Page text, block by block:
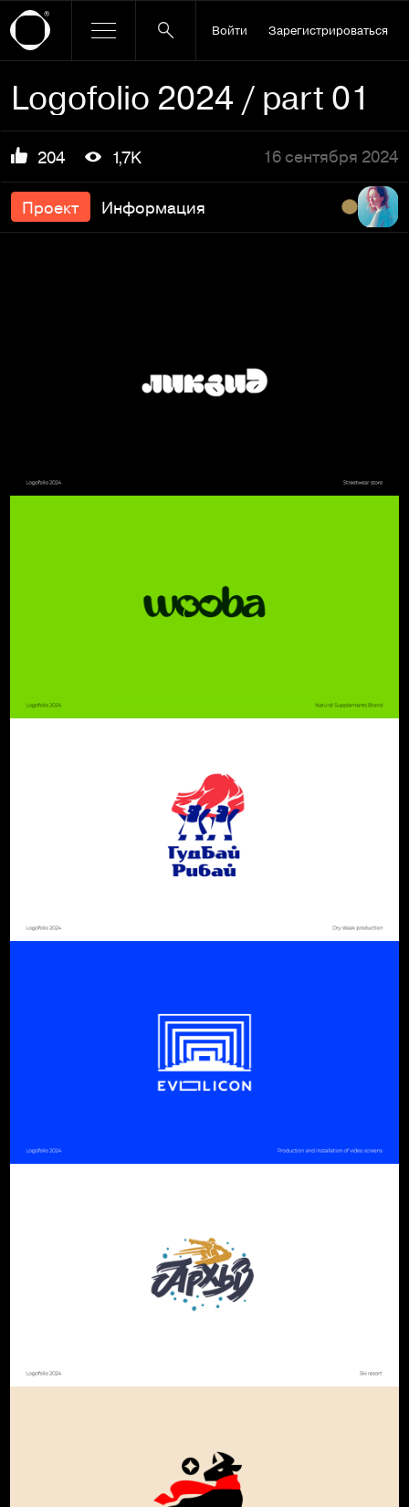
Войти Зарегистрироваться
Logofolio 2024 / part 01
204 1,7K 16 сентября 2024
Проект Информация